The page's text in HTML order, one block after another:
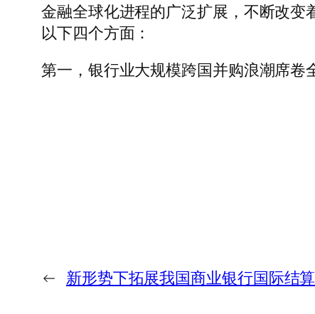
金融全球化进程的广泛扩展，不断改
以下四个方面：
第一，银行业大规模跨国并购浪潮席卷
← 新形势下拓展我国商业银行国际结